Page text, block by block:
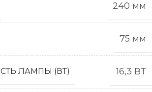
240 мм
75 мм
ЛАМПЫ (ВТ) 16,3 ВТ